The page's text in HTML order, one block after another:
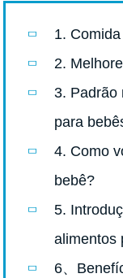
1.
2.
3. Padrão
para
4. Como
bebê?
5.
alimentos
6、